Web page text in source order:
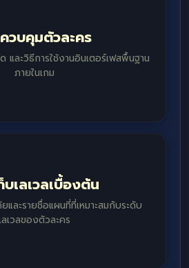
วบคุมตัวละคร
และวิธีการใช้งานอินเตอร์เฟสพื้นฐาน
ภายในเกม
บเลเวลเบื้องต้น
ละรายชื่อแผนที่ที่เหมาะสมกับระดับ
ลเวลของตัวละคร